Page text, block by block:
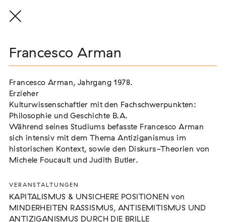
Vorstand
Vorsitzender
Nadine Küßner
stellvertretende Vorsitzende
Daniela Gress
Schriftführerin
Francesco Arman
Francesco Arman, Jahrgang 1978.
Erzieher
Kulturwissenschaftler mit den Fachschwerpunkten:
Philosophie und Geschichte B.A.
Während seines Studiums befasste Francesco Arman
sich intensiv mit dem Thema Antiziganismus im
historischen Kontext, sowie den Diskurs-Theorien von
Michele Foucault und Judith Butler.
VERANSTALTUNGEN
KAPITALISMUS & UNSICHERE POSITIONEN von
MINDERHEITEN RASSISMUS, ANTISEMITISMUS UND
ANTIZIGANISMUS DURCH DIE BRILLE
Francesco Arman
Francesco Arman, Jahrgang 1978.
Erzieher
Kulturwissenschaftler mit den Fachschwerpunkten:
Philosophie und Geschichte B.A.
Während seines Studiums befasste Francesco Arman
sich intensiv mit dem Thema Antiziganismus im
historischen Kontext, sowie den Diskurs-Theorien von
Michele Foucault und Judith Butler.
VERANSTALTUNGEN
KAPITALISMUS & UNSICHERE POSITIONEN von
MINDERHEITEN RASSISMUS, ANTISEMITISMUS UND
ANTIZIGANISMUS DURCH DIE BRILLE